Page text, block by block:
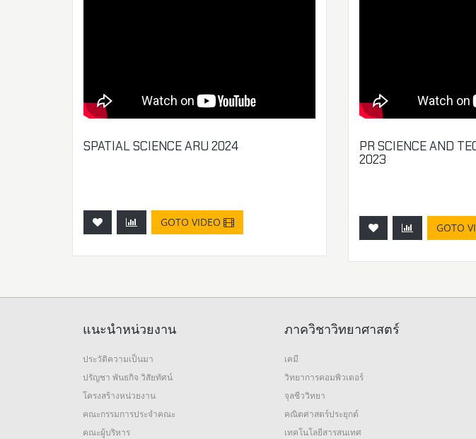
SPATIAL SCIENCE ARU 2024
GOTO VIDEO
PR SCIENCE AND
2023
GOTO
แนะนำหน่วยงาน
ประวัติความเป็นมา
ปรัญชา พันธกิจ วิสัยทัศน์
โครงสร้างหน่วยงาน
คณะกรรมการประจำคณะ
คณะผู้บริหาร
ภาควิชาวิทยาศาสตร์
เคมี
วิทยาการคอมพิวเตอร์
จุลชีววิทยา
คณิตศาสตร์ประยุกต์
เทคโนโลยีสารสนเทศ